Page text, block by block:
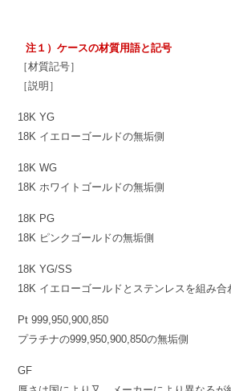
月
日
注１）ケースの材質用語と記号
［材質記号］
［説明］
18K YG
18K イエローゴールドの無垢側
18K WG
18K ホワイトゴールドの無垢側
18K PG
18K ピンクゴールドの無垢側
18K YG/SS
18K イエローゴールドとステンレスを組み合
Pt 999,950,900,850
プラチナの999,950,900,850の無垢側
GF